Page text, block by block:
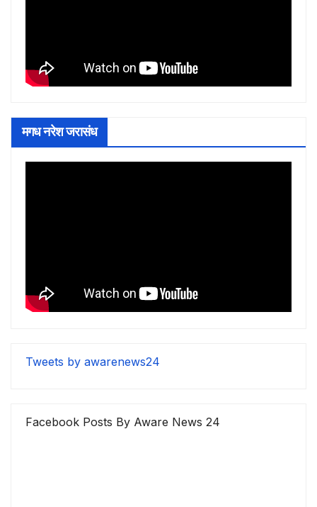
मगध नरेश जरासंध
Tweets by awarenews24
Facebook Posts By Aware News 24